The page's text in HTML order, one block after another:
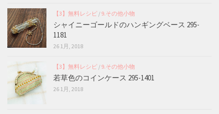
【3】無料レシピ / 9.その他小物
シャイニーゴールドのハンギングベース 295-
1181
26 1月, 2018
【3】無料レシピ / 9.その他小物
若草色のコインケース 295-1401
26 1月, 2018